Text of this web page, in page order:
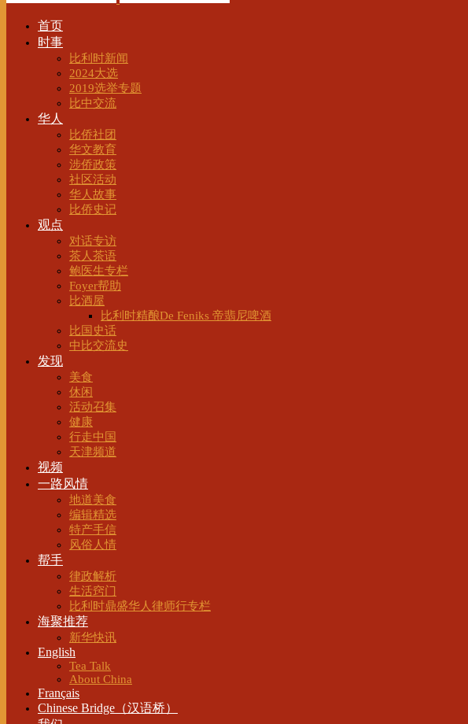
首页
时事
比利时新闻
2024大选
2019选举专题
比中交流
华人
比侨社团
华文教育
涉侨政策
社区活动
华人故事
比侨史记
观点
对话专访
茶人茶语
鲍医生专栏
Foyer帮助
比酒屋
比利时精酿De Feniks 帝翡尼啤酒
比国史话
中比交流史
发现
美食
休闲
活动召集
健康
行走中国
天津频道
视频
一路风情
地道美食
编辑精选
特产手信
风俗人情
帮手
律政解析
生活窍门
比利时鼎盛华人律师行专栏
海聚推荐
新华快讯
English
Tea Talk
About China
Français
Chinese Bridge（汉语桥）